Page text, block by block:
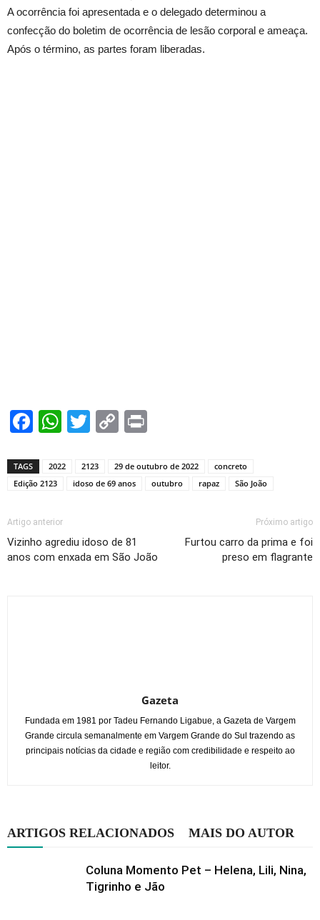
A ocorrência foi apresentada e o delegado determinou a
confecção do boletim de ocorrência de lesão corporal e ameaça.
Após o término, as partes foram liberadas.
Facebook
WhatsApp
TwitterCopy
TAGS 2022 2123 29 de outubro de 2022
concreto
Edição 2123
idoso de 69 anos outubro rapaz São João
Artigo anterior
Vizinho agrediu idoso de 81
anos com enxada em São João
Próximo artigo
Furtou carro da prima e foi
preso em flagrante
Gazeta
Fundada em 1981 por Tadeu Fernando Ligabue, a Gazeta de Vargem
Grande circula semanalmente em Vargem Grande do Sul trazendo as
principais notícias da cidade e região com credibilidade e respeito ao
leitor.
ARTIGOS RELACIONADOS MAIS DO AUTOR
Coluna Momento Pet – Helena, Lili, Nina,
Tigrinho e Jão